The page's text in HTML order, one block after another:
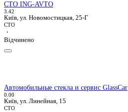
СТО ING-AVTO
3.42
Київ, ул. Новомостицкая, 25-Г
СТО
·
Відчинено
Автомобильные стекла и сервис GlassCar
0.00
Київ, ул. Линейная, 15
СТО